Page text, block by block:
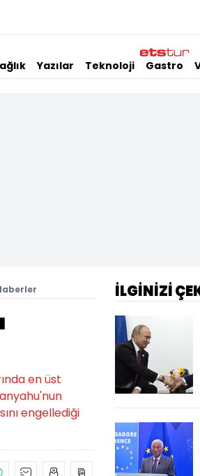
Yazılar Teknoloji Gastro
en üst
engellediği
İLGİNİZİ